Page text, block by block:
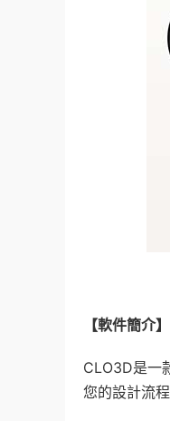
【軟件簡介】
CLO3D是一
您的設計流